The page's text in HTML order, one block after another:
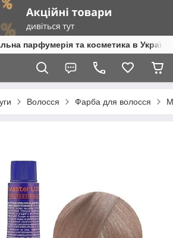
парфумерія та косметика в Україні
Волосся Фарба для волосся